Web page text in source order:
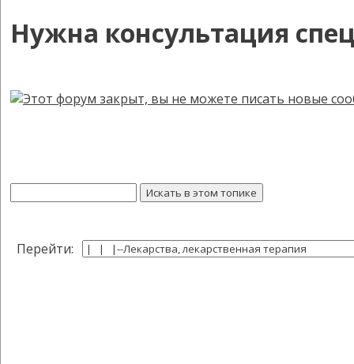
Нужна консультация
Перейти: